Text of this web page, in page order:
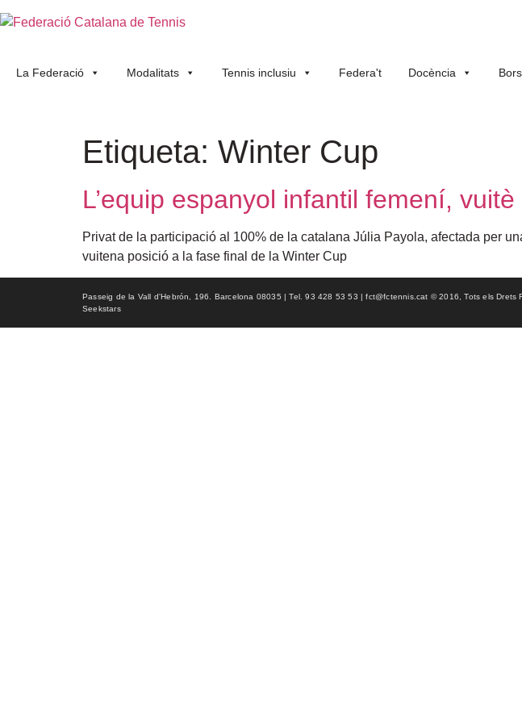
La Federació Modalitats Tennis inclusiu Federa't Docència
Etiqueta: Winter Cup
L’equip espanyol infantil femení,
Privat de la participació al 100% de la catalana Júlia Payola, afectada per
vuitena posició a la fase final de la Winter Cup
Passeig de la Vall d'Hebrón, 196. Barcelona 08035 | Tel. 93 428 53 53 | fct@fctennis.cat © 2016, Tots els
Seekstars